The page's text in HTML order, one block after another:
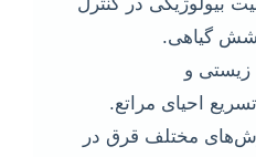
گیاهی.
زیستی و
احیای مراتع.
مختلف قرق در